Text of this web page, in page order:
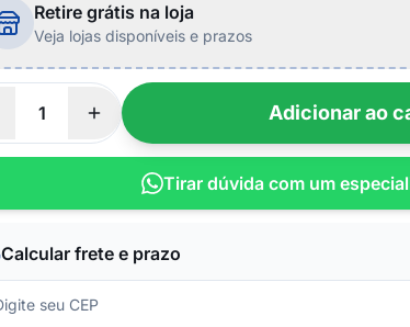
Retire grátis na loja
Veja lojas disponíveis e prazos
Adicionar ao
Tirar dúvida com um
Calcular frete e prazo